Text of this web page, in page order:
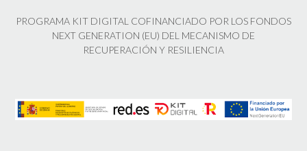
PROGRAMA KIT DIGITAL COFINANCIADO POR LOS FONDOS
NEXT GENERATION (EU) DEL MECANISMO DE
RECUPERACIÓN Y RESILIENCIA